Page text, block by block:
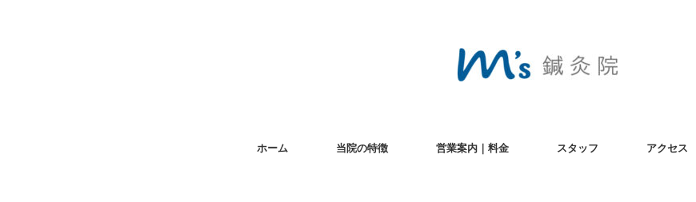
ホーム 当院の特徴 営業案内｜料金 スタッフ アクセス